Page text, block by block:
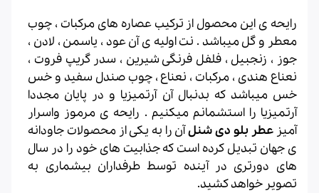
رایحه ی این محصول از ترکیب عصاره های مرکبات ، چوب
معطر و گل میباشد . نت اولیه ی آن عود ، یاسمن ، لادن ،
جوز ، زنجبیل ، فلفل فرنگی شیرین ، سدر گریپ فروت ،
نعناع هندی ، مرکبات ، نعناع ، چوب صندل سفید و خس
خس میباشد که بدنبال آن آرتمیزیا و در پایان مجددا
آرتمیزیا را استشمانم میکنیم . رایحه ی مرموز واسرار
آمیزعطر بلو دی شنلآن را به یکی از محصولات جاودانه
ی جهان تبدیل کرده است که جذابیت های خود را در سال
های دورتری در آینده توسط طرفداران بیشماری به
تصویر خواهد کشید.